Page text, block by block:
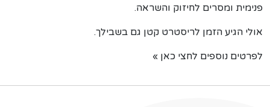
פנימית ומסרים לחיזוק והשראה.
אולי הגיע הזמן לריסטרט קטן גם בשבילך.
לפרטים נוספים לחצי כאן »